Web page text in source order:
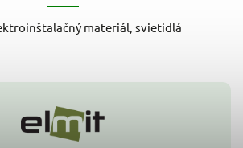
materiál, svietidlá